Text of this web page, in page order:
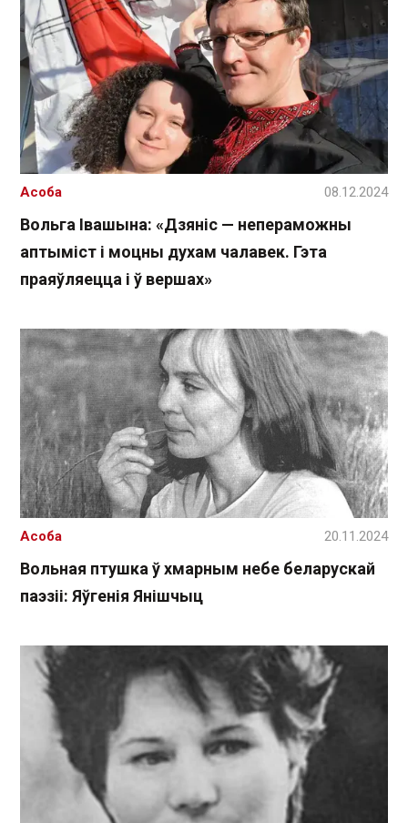
Вольга Івашына: «Дзяніс — непераможны
аптыміст і моцны духам чалавек. Гэта
праяўляецца і ў вершах»
Асоба 08.12.2024
Вольная птушка ў хмарным небе беларускай
паэзіі: Яўгенія Янішчыц
Асоба 20.11.2024